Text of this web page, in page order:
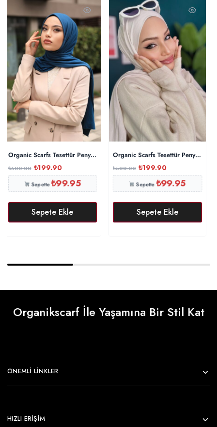
Organic Scarfs Tesettür Penye Şal Hijap Modeli – Petrol Mavisi
₺500.00 ₺199.90
Sepette₺99.95
Sepete Ekle
Organic Scarfs Tesettür Penye Şal
₺500.00 ₺199.90
Sepette₺99.95
Sepete Ekle
Organikscarf İle Yaşamına Bir Stil Kat
ÖNEMLI LINKLER
HIZLI ERİŞİM